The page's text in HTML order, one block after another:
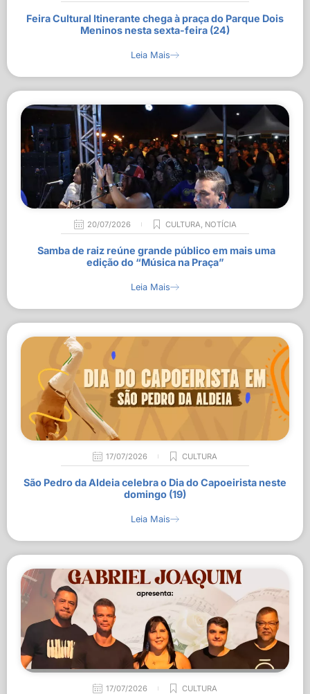
Feira Cultural Itinerante chega à praça do Parque Dois
Meninos nesta sexta-feira (24)
Leia Mais
20/07/2026 CULTURA, NOTÍCIA
Samba de raiz reúne grande público em mais uma
edição do “Música na Praça”
Leia Mais
17/07/2026 CULTURA
São Pedro da Aldeia celebra o Dia do Capoeirista neste
domingo (19)
Leia Mais
17/07/2026 CULTURA